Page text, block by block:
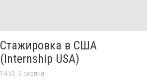
Стажировка в США
(Internship USA)
14:51, 2 серпня